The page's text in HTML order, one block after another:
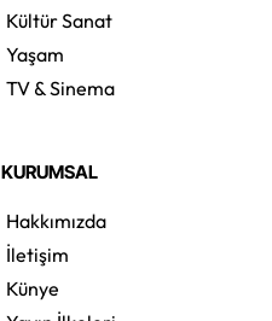
Kültür Sanat
Yaşam
TV & Sinema
KURUMSAL
Hakkımızda
İletişim
Künye